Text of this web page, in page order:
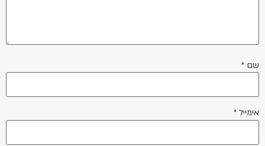
שם *
אימייל *